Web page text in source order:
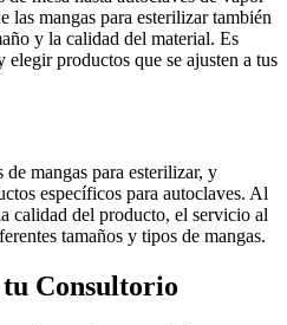
las mangas para esterilizar también
y la calidad del material. Es
productos que se ajusten a tus
mangas para esterilizar, y
específicos para autoclaves. Al
calidad del producto, el servicio al
tamaños y tipos de mangas.
Consultorio